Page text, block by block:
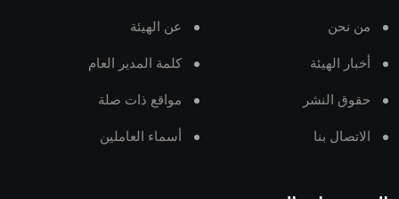
من نحن عن الهيئة
أخبار الهيئة كلمة المدير العام
حقوق النشر مواقع ذات صلة
الاتصال بنا أسماء العاملين